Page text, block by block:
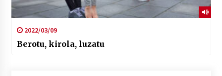
2022/03/09
Berotu, kirola, luzatu